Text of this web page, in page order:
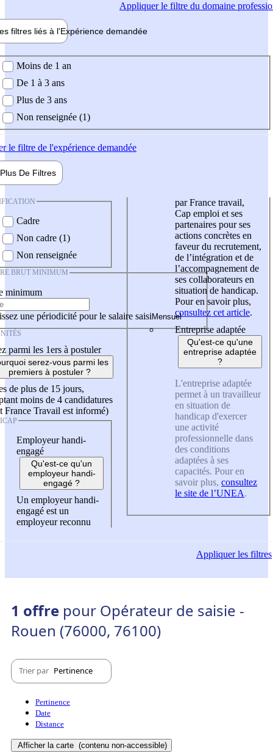
Appliquerle filtre du domaine
filtres liés à l'Expérience demandée
demandée
Moins de 1 an
De 1 à 3 ans
Plus de 3 ans
Non renseignée (1)
le filtre de l'expérience demandée
Plus De Filtres
Cadre
Non cadre (1)
Non renseignée
BRUT MINIMUM
minimum
une périodicité pour le salaire saisi
parmi les 1ers à postuler
serez-vous parmi les
premiers à postuler ?
de plus de 15 jours,
moins de 4 candidatures
France Travail est informé)
Employeur handi-
engagé
Qu'est-ce qu'un
employeur handi-
engagé ?
Un employeur handi-
engagé est un
employeur reconnu
par France travail,
Cap emploi et ses
partenaires pour ses
actions concrètes en
faveur du recrutement,
de l’intégration et de
l’accompagnement de
ses collaborateurs en
situation de handicap.
Pour en savoir plus,
consultez cet article.
Entreprise adaptée
Qu'est-ce qu'une
entreprise adaptée
?
L'entreprise adaptée
permet à un travailleur
en situation de
handicap d'exercer
une activité
professionnelle dans
des conditions
adaptées à ses
capacités. Pour en
savoir plus, consultez
le site de l’UNEA.
Appliquerles filtres
1 offre pour Opérateur de saisie -
Rouen (76000, 76100)
Trier par Pertinence
Pertinence
Date
Distance
Afficher la carte (contenu non-accessible)